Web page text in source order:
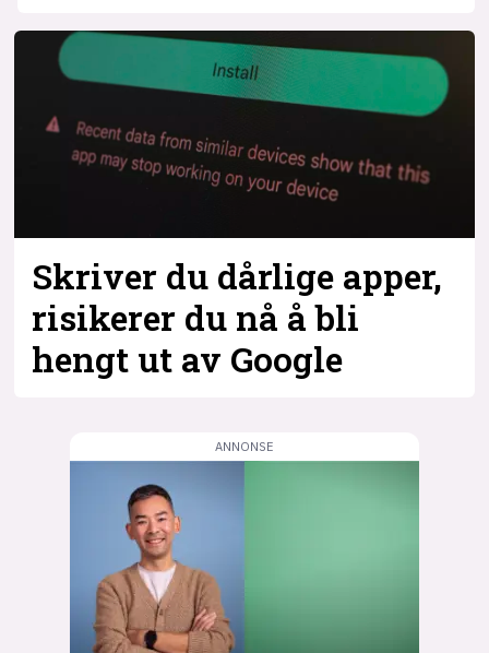
Skriver du dårlige apper,
risikerer du nå å bli
hengt ut av Google